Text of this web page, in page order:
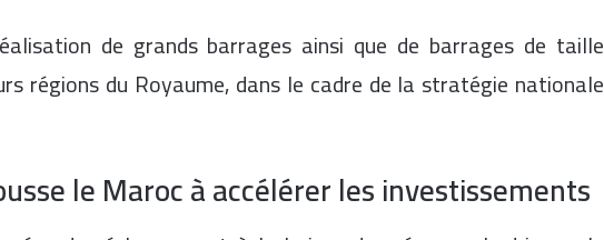
de grands barrages ainsi que de barrages de taille
régions du Royaume, dans le cadre de la stratégie nationale
le Maroc à accélérer les investissements